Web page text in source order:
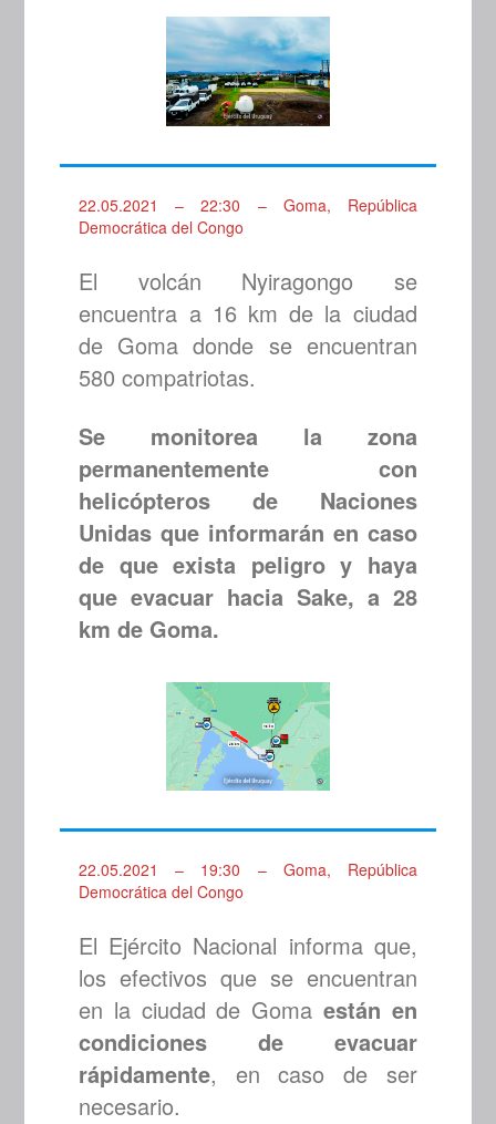
22.05.2021 – 22:30 – Goma, República
Democrática del Congo
El volcán Nyiragongo se
encuentra a 16 km de la ciudad
de Goma donde se encuentran
580 compatriotas.
Se monitorea la zona
permanentemente con
helicópteros de Naciones
Unidas que informarán en caso
de que exista peligro y haya
que evacuar hacia Sake, a 28
km de Goma.
22.05.2021 – 19:30 – Goma, República
Democrática del Congo
El Ejército Nacional informa que,
los efectivos que se encuentran
en la ciudad de Goma están en
condiciones de evacuar
rápidamente, en caso de ser
necesario.